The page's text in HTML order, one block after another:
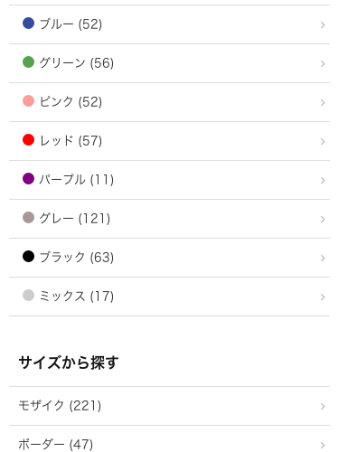
ブルー (52)
グリーン (56)
ピンク (52)
レッド (57)
パープル (11)
グレー (121)
ブラック (63)
ミックス (17)
サイズから探す
モザイク (221)
ボーダー (47)